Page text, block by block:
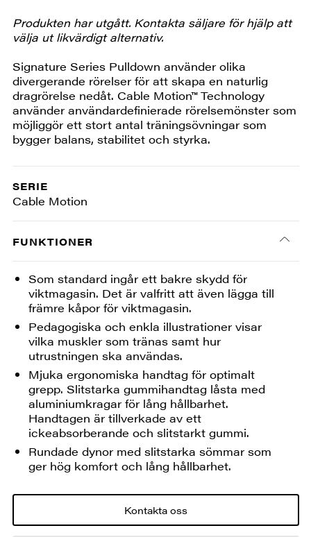
Produkten har utgått. Kontakta säljare för hjälp att
välja ut likvärdigt alternativ.
Signature Series Pulldown använder olika
divergerande rörelser för att skapa en naturlig
dragrörelse nedåt. Cable Motion™ Technology
använder användardefinierade rörelsemönster som
möjliggör ett stort antal träningsövningar som
bygger balans, stabilitet och styrka.
SERIE
Cable Motion
FUNKTIONER
Som standard ingår ett bakre skydd för
viktmagasin. Det är valfritt att även lägga till
främre kåpor för viktmagasin.
Pedagogiska och enkla illustrationer visar
vilka muskler som tränas samt hur
utrustningen ska användas.
Mjuka ergonomiska handtag för optimalt
grepp. Slitstarka gummihandtag låsta med
aluminiumkragar för lång hållbarhet.
Handtagen är tillverkade av ett
ickeabsorberande och slitstarkt gummi.
Rundade dynor med slitstarka sömmar som
ger hög komfort och lång hållbarhet.
Kontakta oss